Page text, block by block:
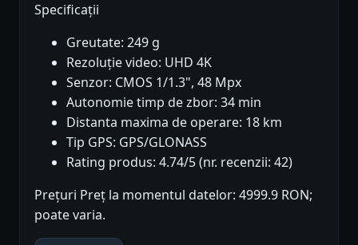
Specificații
Greutate: 249 g
Rezoluție video: UHD 4K
Senzor: CMOS 1/1.3", 48 Mpx
Autonomie timp de zbor: 34 min
Distanta maxima de operare: 18 km
Tip GPS: GPS/GLONASS
Rating produs: 4.74/5 (nr. recenzii: 42)
Prețuri Preț la momentul datelor: 4999.9 RON;
poate varia.